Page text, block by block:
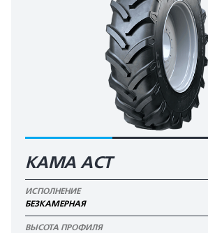
КАМА AСT
ИСПОЛНЕНИЕ
БЕЗКАМЕРНАЯ
ВЫСОТА ПРОФИЛЯ